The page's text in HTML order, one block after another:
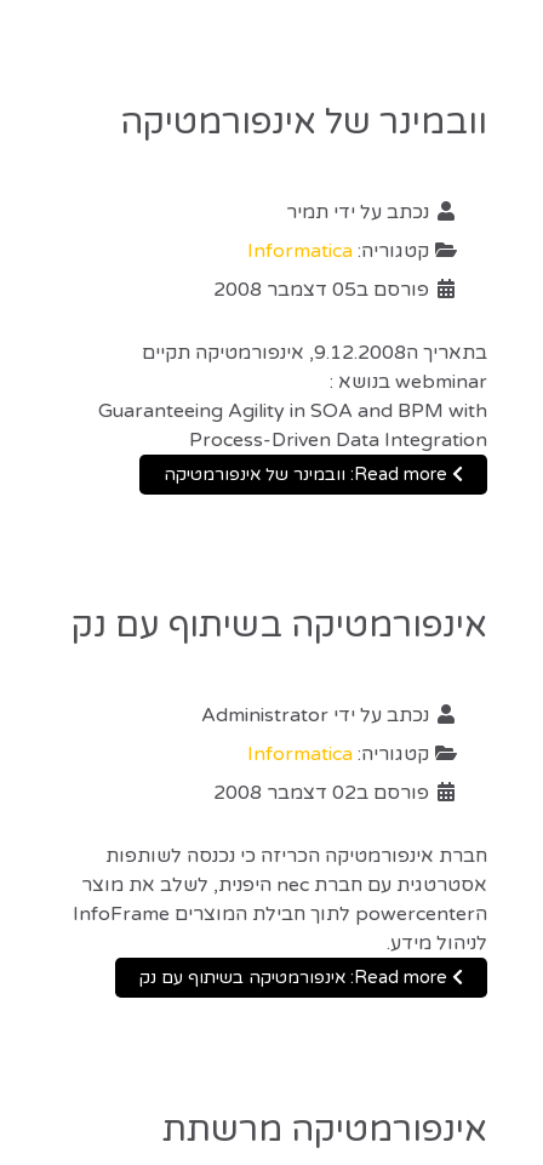
וובמינר של אינפורמטיקה
נכתב על ידי תמיר
קטגוריה: Informatica
פורסם ב05 דצמבר 2008
בתאריך ה9.12.2008, אינפורמטיקה תקיים
webminar בנושא :
Guaranteeing Agility in SOA and BPM with
Process-Driven Data Integration
אינפורמטיקה בשיתוף עם נק
נכתב על ידי Administrator
קטגוריה: Informatica
פורסם ב02 דצמבר 2008
חברת אינפורמטיקה הכריזה כי נכנסה לשותפות
אסטרטגית עם חברת nec היפנית, לשלב את מוצר
הpowercenter לתוך חבילת המוצרים InfoFrame
לניהול מידע.
אינפורמטיקה מרשתת